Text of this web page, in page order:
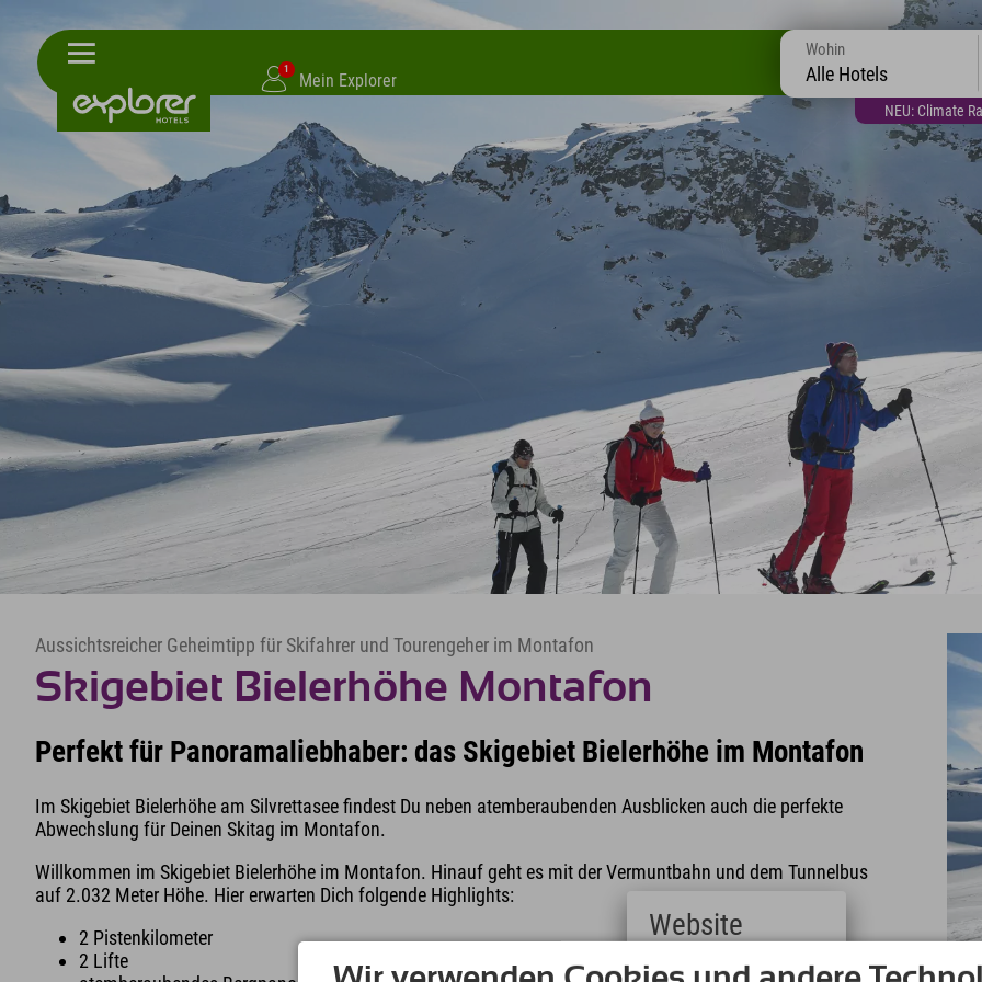
1
Mein Explorer
NEU: Climate
Wohin
Alle Hotels
Aussichtsreicher Geheimtipp für Skifahrer und Tourengeher im Montafon
Skigebiet Bielerhöhe Montafon
Perfekt für Panoramaliebhaber: das Skigebiet Bielerhöhe im Montafon
Im Skigebiet Bielerhöhe am Silvrettasee findest Du neben atemberaubenden Ausblicken auch die perfekte
Abwechslung für Deinen Skitag im Montafon.
Willkommen im Skigebiet Bielerhöhe im Montafon. Hinauf geht es mit der Vermuntbahn und dem Tunnelbus
auf 2.032 Meter Höhe. Hier erwarten Dich folgende Highlights:
2 Pistenkilometer
2 Lifte
Website
Deutsch